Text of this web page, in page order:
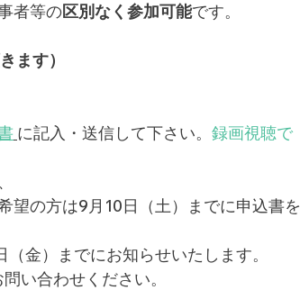
者等の区別なく参加可能です。
ます）
に記入・送信して下さい。 録画視聴で
望の方は9月10日（土）までに申込書を
金）までにお知らせいたします。
い合わせください。